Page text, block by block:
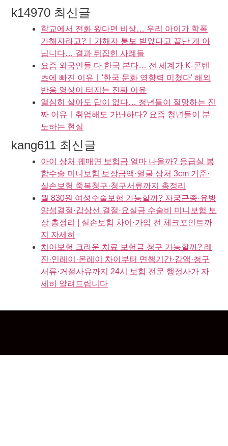
k14970 최신글
학교에서 전화 왔다면 비상… 우리 아이가 학폭
가해자라고?ㅣ가해자 통보 받았다고 끝난 게 아
닙니다… 결과 뒤집힌 사례들
요즘 외국인들 다 한국 본다… 전 세계가 K-콘텐
츠에 빠진 이유ㅣ'한국 문화 영향력 미쳤다' 해외
반응 영상이 터지는 진짜 이유
열심히 살아도 답이 없다… 청년들이 절망하는 진
짜 이유ㅣ취업해도 가난하다? 요즘 청년들이 분
노하는 현실
kang611 최신글
아이 상처 꿰매면 보험금 얼마 나올까? 응급실 봉
합수술 미니보험 보장금액·얼굴 상처 3cm 기준·
실손보험 중복청구·청구서류까지 총정리
월 830원 여성수술보험 가능할까? 자궁근종·유방
양성결절·갑상선 결절·요실금 수술비 미니보험 보
장 총정리 | 실손보험 차이·가입 전 체크포인트까
지 자세히
치아보험 크라운 치료 보험금 청구 가능할까? 레
진·인레이·온레이 차이부터 면책기간·감액·청구
서류·거절사유까지 24시 보험 전문 행정사가 자
세히 알려드립니다